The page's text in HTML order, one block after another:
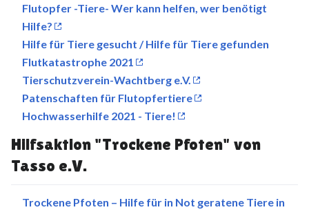
Flutopfer -Tiere- Wer kann helfen, wer benötigt
Hilfe?
Hilfe für Tiere gesucht / Hilfe für Tiere gefunden
Flutkatastrophe 2021
Tierschutzverein-Wachtberg e.V.
Patenschaften für Flutopfertiere
Hochwasserhilfe 2021 - Tiere!
Hilfsaktion "Trockene Pfoten" von
Tasso e.V.
Trockene Pfoten – Hilfe für in Not geratene Tiere in